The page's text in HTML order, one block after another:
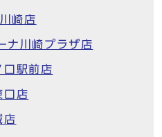
崎店
川崎プラザ店
駅前店
店
店